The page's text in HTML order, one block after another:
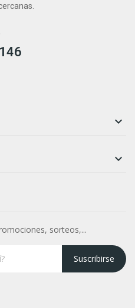


sorteos,...
Suscribirse